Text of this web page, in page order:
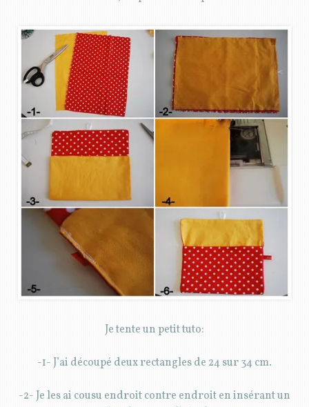
Je tente un petit tuto:
-1- J’ai découpé deux rectangles de 24 sur 34 cm.
-2- Je les ai cousu endroit contre endroit en insérant un